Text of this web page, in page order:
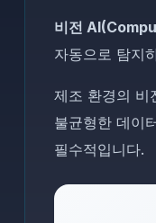
비전
자동으로 탐지
제조 환경의 비
불균형한 데이
필수적입니다.